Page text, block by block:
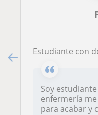
Estudiante con dos titulaciones de
Soy
enfermería
para acabar y